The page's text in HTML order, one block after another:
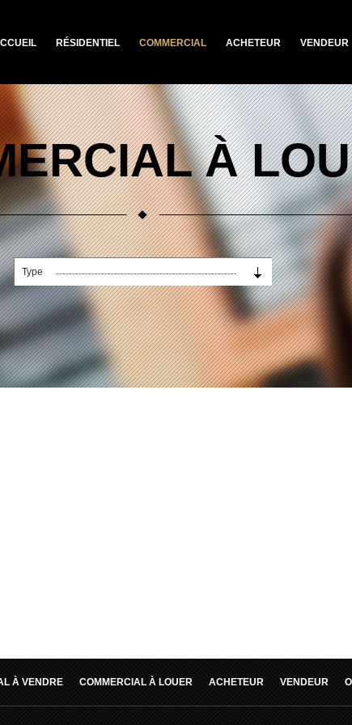
RÉSIDENTIEL COMMERCIAL ACHETEUR VENDEUR
À
Type
À VENDRE COMMERCIAL À LOUER ACHETEUR VENDEUR